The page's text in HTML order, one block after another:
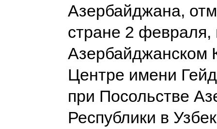
Азербайджана,
стране 2 февраля,
Азербайджанском
Центре имени
при Посольстве
Республики в